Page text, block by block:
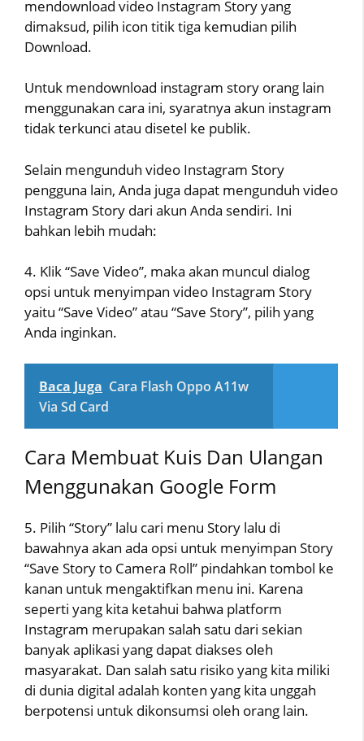
mendownload video Instagram Story yang
dimaksud, pilih icon titik tiga kemudian pilih
Download.
Untuk mendownload instagram story orang lain
menggunakan cara ini, syaratnya akun instagram
tidak terkunci atau disetel ke publik.
Selain mengunduh video Instagram Story
pengguna lain, Anda juga dapat mengunduh video
Instagram Story dari akun Anda sendiri. Ini
bahkan lebih mudah:
4. Klik “Save Video”, maka akan muncul dialog
opsi untuk menyimpan video Instagram Story
yaitu “Save Video” atau “Save Story”, pilih yang
Anda inginkan.
Baca Juga Cara Flash Oppo A11w
Via Sd Card
Cara Membuat Kuis Dan Ulangan
Menggunakan Google Form
5. Pilih “Story” lalu cari menu Story lalu di
bawahnya akan ada opsi untuk menyimpan Story
“Save Story to Camera Roll” pindahkan tombol ke
kanan untuk mengaktifkan menu ini. Karena
seperti yang kita ketahui bahwa platform
Instagram merupakan salah satu dari sekian
banyak aplikasi yang dapat diakses oleh
masyarakat. Dan salah satu risiko yang kita miliki
di dunia digital adalah konten yang kita unggah
berpotensi untuk dikonsumsi oleh orang lain.